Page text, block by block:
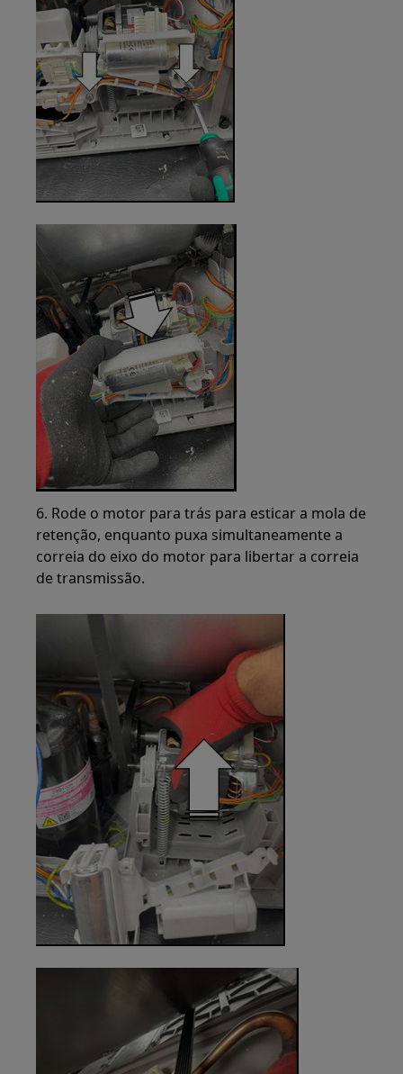
6. Rode o motor para trás para esticar a mola de
retenção, enquanto puxa simultaneamente a
correia do eixo do motor para libertar a correia
de transmissão.